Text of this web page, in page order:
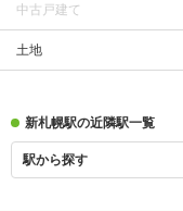
中古戸建て
土地
新札幌駅の近隣駅一覧
駅から探す